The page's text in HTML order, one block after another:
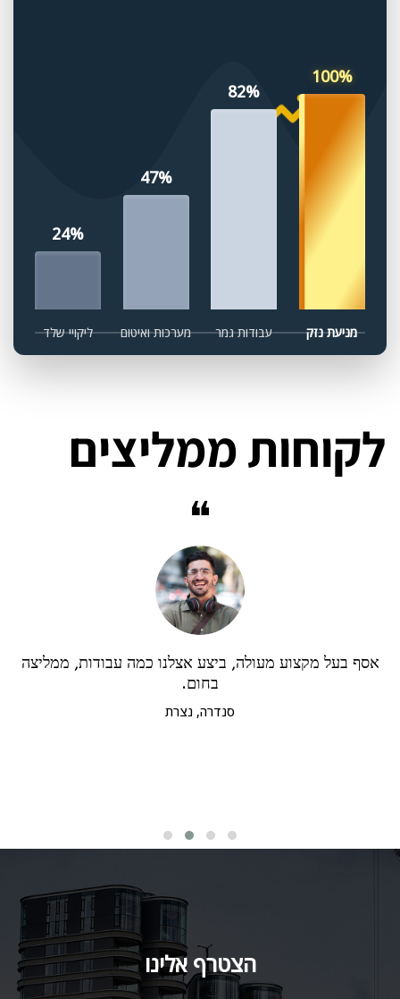
24%
ליקויי שלד
47%
מערכות ואיטום
82%
עבודות גמר
100%
מניעת נזק
לקוחות ממליצים
❝
אסף בעל מקצוע מעולה, ביצע אצלנו כמה עבודות, ממליצה
בחום.
סנדרה, נצרת
הצטרף אלינו